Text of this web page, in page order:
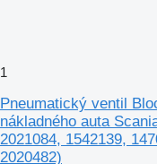
1
Pneumatický ventil
nákladného auta
2021084, 1542139,
2020482)